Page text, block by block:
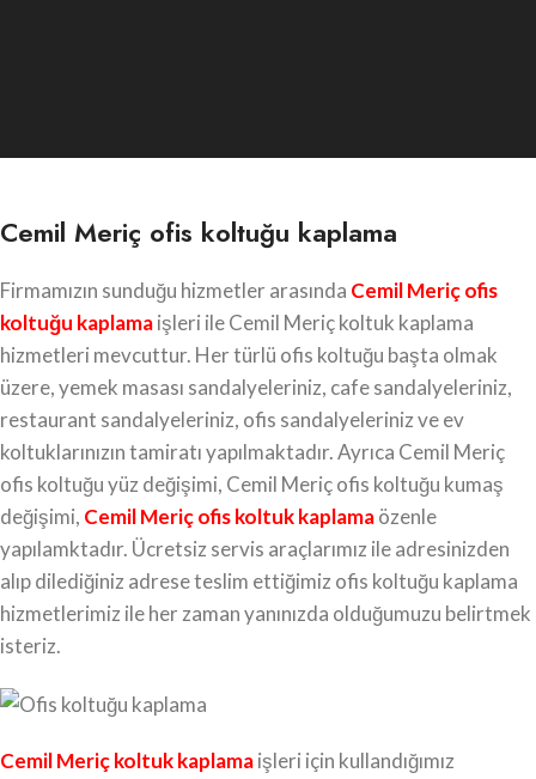
Cemil Meriç ofis koltuğu kaplama
Firmamızın sunduğu hizmetler arasında Cemil Meriçofis
koltuğu kaplamaişleri ile Cemil Meriç koltuk kaplama
hizmetleri mevcuttur. Her türlü ofis koltuğu başta olmak
üzere, yemek masası sandalyeleriniz, cafe sandalyeleriniz,
restaurant sandalyeleriniz, ofis sandalyeleriniz ve ev
koltuklarınızın tamiratı yapılmaktadır. Ayrıca Cemil Meriç
ofis koltuğu yüz değişimi, Cemil Meriç ofis koltuğu kumaş
değişimi, Cemil Meriç ofis koltuk kaplamaözenle
yapılamktadır. Ücretsiz servis araçlarımız ile adresinizden
alıp dilediğiniz adrese teslim ettiğimiz ofis koltuğu kaplama
hizmetlerimiz ile her zaman yanınızda olduğumuzu belirtmek
isteriz.
Cemil Meriç koltuk kaplamaişleri için kullandığımız